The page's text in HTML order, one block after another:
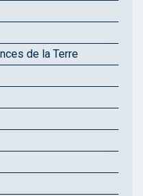
de la Terre